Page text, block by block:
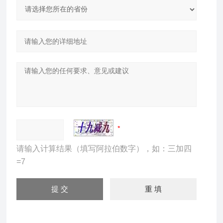
请输入计算结果（填写阿拉伯数字），如：三加四
=7